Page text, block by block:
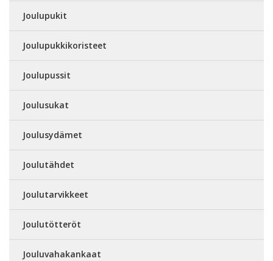
Joulupukit
Joulupukkikoristeet
Joulupussit
Joulusukat
Joulusydämet
Joulutähdet
Joulutarvikkeet
Joulutötteröt
Jouluvahakankaat